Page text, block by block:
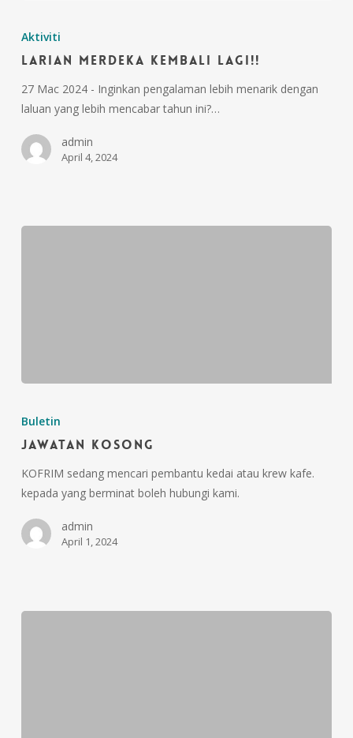
Aktiviti
LARIAN MERDEKA KEMBALI LAGI!!
27 Mac 2024 - Inginkan pengalaman lebih menarik dengan
laluan yang lebih mencabar tahun ini?…
admin
April 4, 2024
Buletin
Jawatan Kosong
KOFRIM sedang mencari pembantu kedai atau krew kafe.
kepada yang berminat boleh hubungi kami.
admin
April 1, 2024